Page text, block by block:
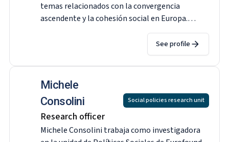
temas relacionados con la convergencia
ascendente y la cohesión social en Europa.
Durante 2021-2022, proporcionó análisis de
datos para la Encuesta Telefónica Europea
sobre las Condiciones de Trabajo (EWCTS). Se
incorporó a Eurofound en 2014 y ha trabajado en
temas relacionados con la reestructuración, el
empleo y la digitalización. Tiene una maestría
en Ciencias Diplomáticas y Relaciones
Internacionales otorgada por la Universidad de
Trieste y una maestría en Ciencias de la
See profile
Michele
Consolini
Research officer
Social policies research unit
Michele Consolini trabaja como investigadora